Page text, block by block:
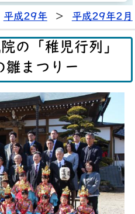
平成29年 > 平成29年2月
の「稚児行列」
雛まつりー